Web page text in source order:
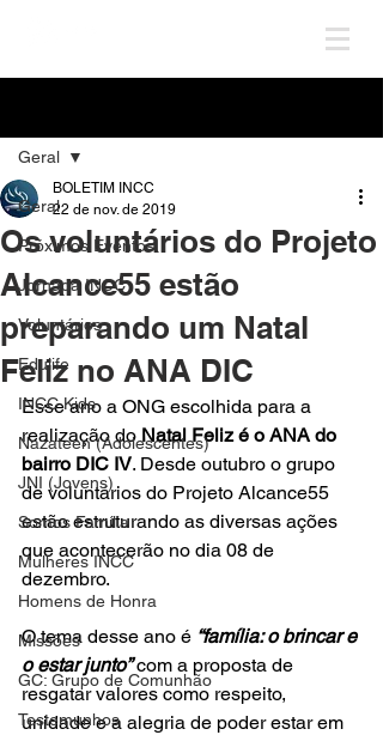
Geral
Próximos Eventos
Jornada INCC
Voluntários
Edulife
INCC Kids
Nazateen (Adolescentes)
JNI (Jovens)
Somos Família
Mulheres INCC
Homens de Honra
Missões
GC: Grupo de Comunhão
Testemunhos
Geral
Os voluntários do Projeto
Alcance55 estão
preparando um Natal
Feliz no ANA DIC
BOLETIM INCC
22 de nov. de 2019
Esse ano a ONG escolhida para a
realização do Natal Feliz é o ANA do
bairro DIC IV. Desde outubro o grupo
de voluntários do Projeto Alcance55
estão estruturando as diversas ações
que acontecerão no dia 08 de
dezembro.
O tema desse ano é “família: o brincar e
o estar junto” com a proposta de
resgatar valores como respeito,
unidade e a alegria de poder estar em